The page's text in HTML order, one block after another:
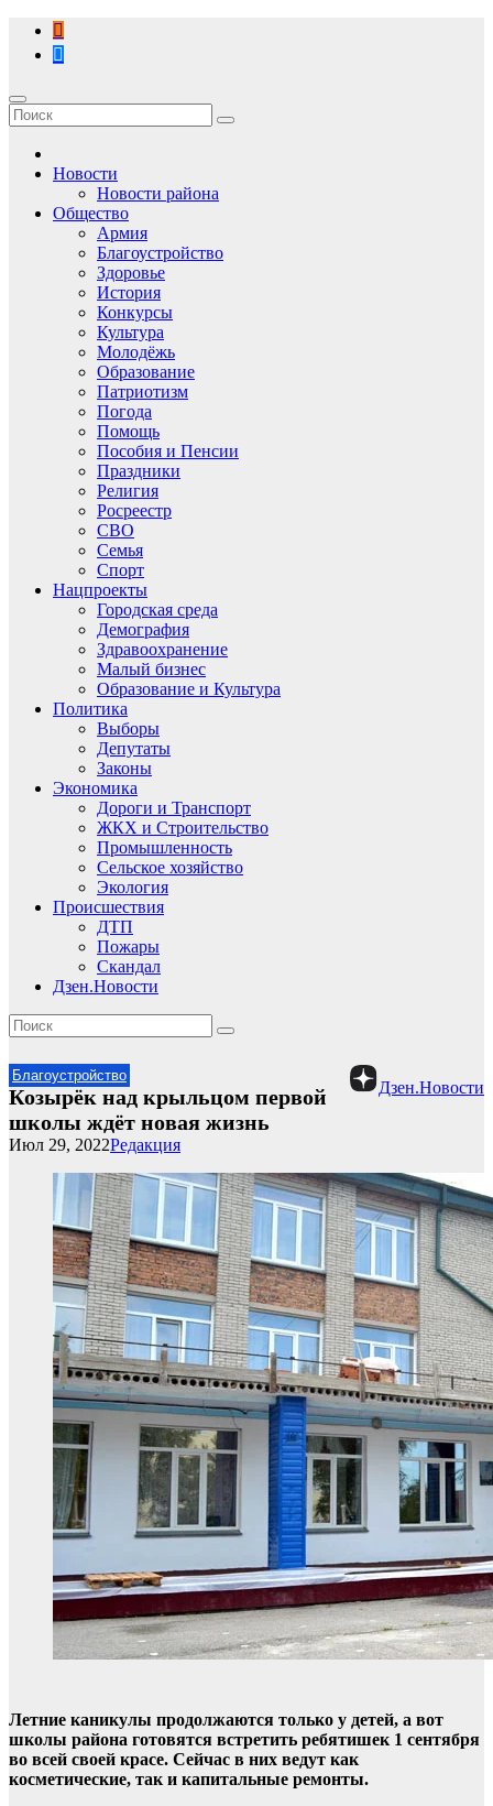
Перейти
содержимому
Новости
Новости района
Общество
Армия
Благоустройство
Здоровье
История
Конкурсы
Культура
Молодёжь
Образование
Патриотизм
Погода
Помощь
Пособия и Пенсии
Праздники
Религия
Росреестр
СВО
Семья
Спорт
Нацпроекты
Городская среда
Демография
Здравоохранение
Малый бизнес
Образование и Культура
Политика
Выборы
Депутаты
Законы
Экономика
Дороги и Транспорт
ЖКХ и Строительство
Промышленность
Сельское хозяйство
Экология
Происшествия
ДТП
Пожары
Скандал
Дзен.Новости
Благоустройство
Дзен.Новости
Козырёк над крыльцом первой
школы ждёт новая жизнь
Редакция
Июл 29, 2022
Летние каникулы продолжаются только у детей, а вот
школы района готовятся встретить ребятишек 1 сентября
во всей своей красе. Сейчас в них ведут как
косметические, так и капитальные ремонты.